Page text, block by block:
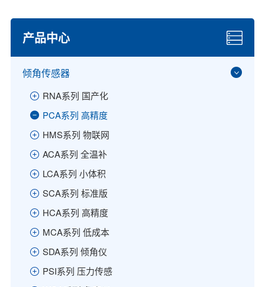
产品中心
倾角传感器
RNA系列 国产化
PCA系列 高精度
HMS系列 物联网
ACA系列 全温补
LCA系列 小体积
SCA系列 标准版
HCA系列 高精度
MCA系列 低成本
SDA系列 倾角仪
PSI系列 压力传感